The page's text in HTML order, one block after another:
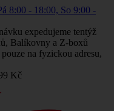
8:00 - 18:00, So 9:00 -
expedujeme tentýž
Balíkovny a Z-boxů
na fyzickou adresu,
Kč